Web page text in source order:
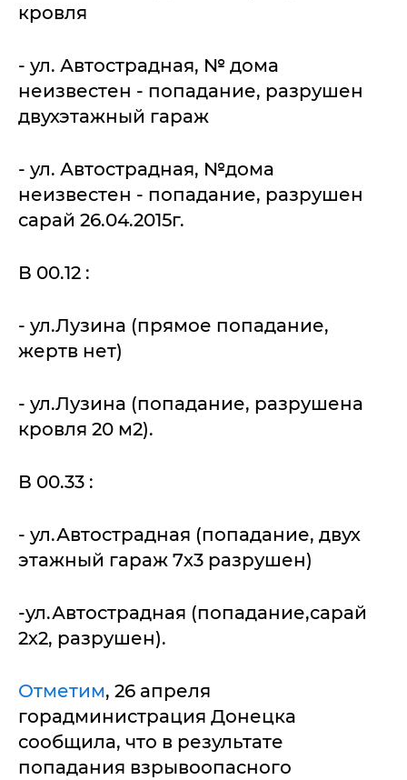
кровля
- ул. Автострадная, № дома
неизвестен - попадание, разрушен
двухэтажный гараж
- ул. Автострадная, №дома
неизвестен - попадание, разрушен
сарай 26.04.2015г.
В 00.12 :
- ул.Лузина (прямое попадание,
жертв нет)
- ул.Лузина (попадание, разрушена
кровля 20 м2).
В 00.33 :
- ул.Автострадная (попадание, двух
этажный гараж 7х3 разрушен)
-ул.Автострадная (попадание,сарай
2х2, разрушен).
Отметим, 26 апреля
горадминистрация Донецка
сообщила, что в результате
попадания взрывоопасного